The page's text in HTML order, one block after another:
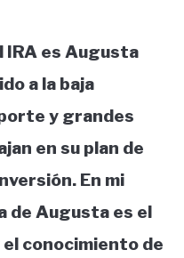
IRA es Augusta
a la baja
y grandes
en su plan de
En mi
de Augusta es el
conocimiento de